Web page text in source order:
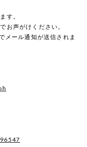
す。
お声がけください。
メール通知が送信されま